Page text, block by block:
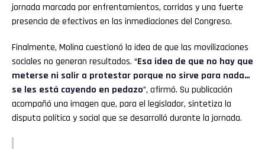
jornada marcada por enfrentamientos, corridas y una fuerte
presencia de efectivos en las inmediaciones del Congreso.
Finalmente, Molina cuestionó la idea de que las movilizaciones
sociales no generan resultados. “Esa idea de que no hay que
meterse ni salir a protestar porque no sirve para nada…
se les está cayendo en pedazo”, afirmó. Su publicación
acompañó una imagen que, para el legislador, sintetiza la
disputa política y social que se desarrolló durante la jornada.